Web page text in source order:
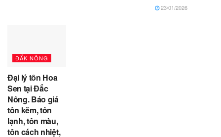
23/01/2026
ĐẮK NÔNG
Đại lý tôn Hoa
Sen tại Đắc
Nông. Báo giá
tôn kẽm, tôn
lạnh, tôn màu,
tôn cách nhiệt,